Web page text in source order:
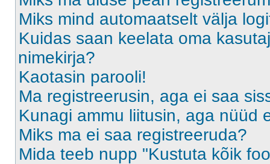
Miks mind automaatselt välja
Kuidas saan keelata oma
nimekirja?
Kaotasin parooli!
Ma registreerusin, aga ei saa
Kunagi ammu liitusin, aga nüüd
Miks ma ei saa registreeruda?
Mida teeb nupp "Kustuta kõik